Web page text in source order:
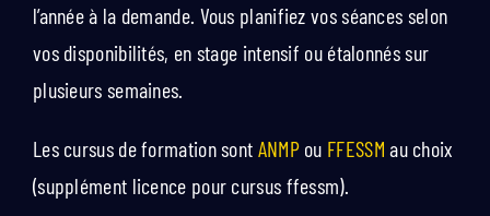
l’année à la demande. Vous planifiez vos séances selon
vos disponibilités, en stage intensif ou étalonnés sur
plusieurs semaines.
Les cursus de formation sont ANMPou FFESSM au choix
(supplément licence pour cursus ffessm).